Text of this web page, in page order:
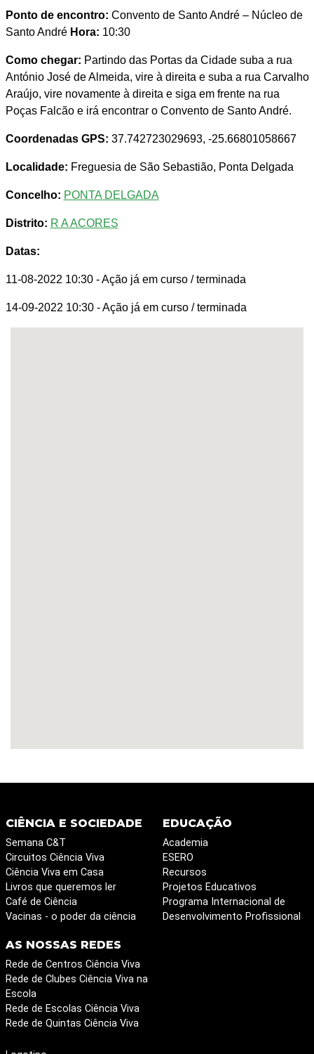
Ponto de encontro: Convento de Santo André – Núcleo de
Santo André Hora: 10:30
Como chegar: Partindo das Portas da Cidade suba a rua
António José de Almeida, vire à direita e suba a rua Carvalho
Araújo, vire novamente à direita e siga em frente na rua
Poças Falcão e irá encontrar o Convento de Santo André.
Coordenadas GPS: 37.742723029693, -25.66801058667
Localidade: Freguesia de São Sebastião, Ponta Delgada
Concelho: PONTA DELGADA
Distrito: R A ACORES
Datas:
11-08-2022 10:30 - Ação já em curso / terminada
14-09-2022 10:30 - Ação já em curso / terminada
CIÊNCIA E SOCIEDADE
Semana C&T
Circuitos Ciência Viva
Ciência Viva em Casa
Livros que queremos ler
Café de Ciência
Vacinas - o poder da ciência
EDUCAÇÃO
Academia
ESERO
Recursos
Projetos Educativos
Programa Internacional de
Desenvolvimento Profissional
AS NOSSAS REDES
Rede de Centros Ciência Viva
Rede de Clubes Ciência Viva na
Escola
Rede de Escolas Ciência Viva
Rede de Quintas Ciência Viva